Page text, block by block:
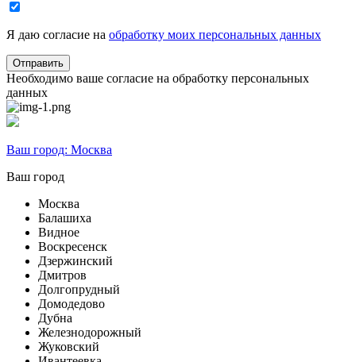
Я даю согласие на обработку моих персональных данных
Необходимо ваше согласие на обработку персональных
данных
Ваш город: Москва
Ваш город
Москва
Балашиха
Видное
Воскресенск
Дзержинский
Дмитров
Долгопрудный
Домодедово
Дубна
Железнодорожный
Жуковский